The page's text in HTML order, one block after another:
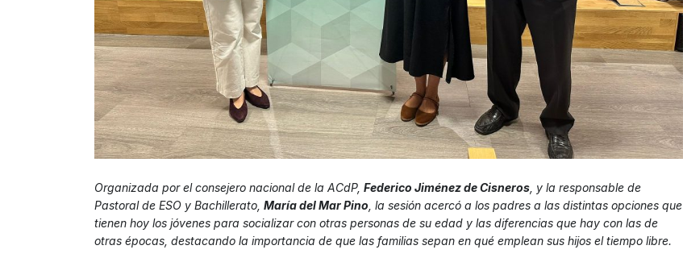
Organizada por el consejero nacional de la ACdP, Federico Jiménez de Cisneros , y la responsable de
Pastoral de ESO y Bachillerato, María del Mar Pino , la sesión acercó a los padres a las distintas opciones que
tienen hoy los jóvenes para socializar con otras personas de su edad y las diferencias que hay con las de
otras épocas, destacando la importancia de que las familias sepan en qué emplean sus hijos el tiempo libre.